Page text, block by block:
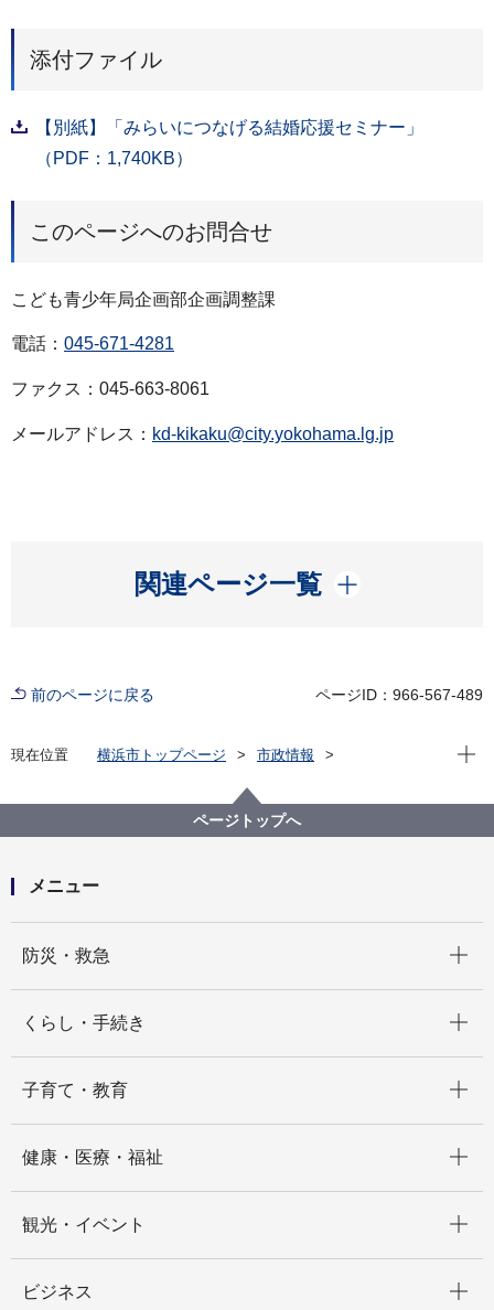
添付ファイル
【別紙】「みらいにつなげる結婚応援セミナー」
（PDF：1,740KB）
このページへのお問合せ
こども青少年局企画部企画調整課
電話： 045-671-4281
ファクス：045-663-8061
メールアドレス： kd-kikaku@city.yokohama.lg.jp
関連ページ一覧
開く
前のページに戻る ページID：966-567-489
現在位置 横浜市トップページ
市政情報
記者発表 2025年度
結婚支援のプロから学ぶ！みらいにつなげる結婚応援
セミナーを開催します
現在
ページトップへ
メニュー
防災・救急
くらし・手続き
子育て・教育
健康・医療・福祉
観光・イベント
ビジネス